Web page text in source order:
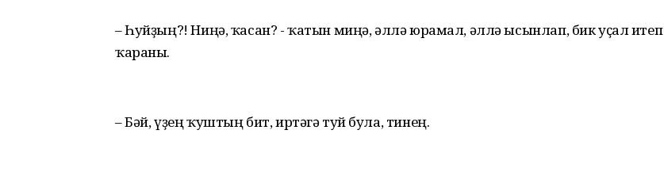
– Һуйҙың?! Ниңә, ҡасан? - ҡатын миңә, әллә юрамал, әллә ысынлап, бик уҫал итеп
ҡараны.
– Бәй, үҙең ҡуштың бит, иртәгә туй була, тинең.